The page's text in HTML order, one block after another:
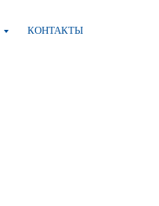
КОНТАКТЫ